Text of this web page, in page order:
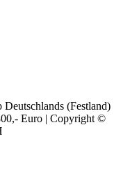
(Festland)
Euro | Copyright ©